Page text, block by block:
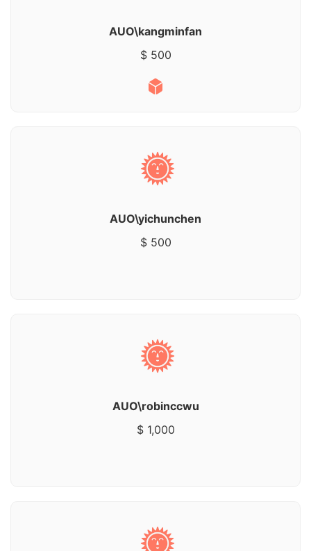
AUO\kangminfan
$ 500
AUO\yichunchen
$ 500
AUO\robinccwu
$ 1,000